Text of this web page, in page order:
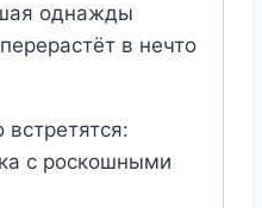
однажды
в нечто
встретятся:
с роскошными